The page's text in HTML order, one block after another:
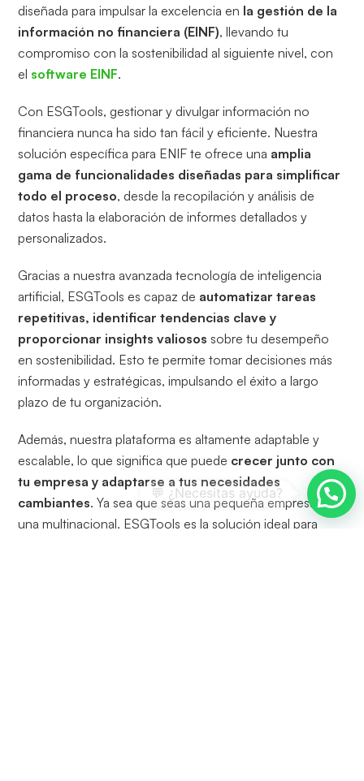
diseñada para impulsar la excelencia en la gestión de la
información no financiera (EINF), llevando tu
compromiso con la sostenibilidad al siguiente nivel, con
el software EINF.
Con ESGTools, gestionar y divulgar información no
financiera nunca ha sido tan fácil y eficiente. Nuestra
solución específica para ENIF te ofrece una amplia
gama de funcionalidades diseñadas para simplificar
todo el proceso, desde la recopilación y análisis de
datos hasta la elaboración de informes detallados y
personalizados.
Gracias a nuestra avanzada tecnología de inteligencia
artificial, ESGTools es capaz de automatizar tareas
repetitivas, identificar tendencias clave y
proporcionar insights valiosos sobre tu desempeño
en sostenibilidad. Esto te permite tomar decisiones más
informadas y estratégicas, impulsando el éxito a largo
plazo de tu organización.
Además, nuestra plataforma es altamente adaptable y
escalable, lo que significa que puede crecer junto con
tu empresa y adaptarse a tus necesidades
cambiantes. Ya sea que seas una pequeña empresa o
una multinacional, ESGTools es la solución ideal para